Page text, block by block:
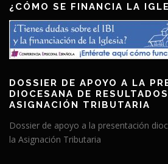
¿CÓMO SE FINANCIA LA
DOSSIER DE APOYO A LA
DIOCESANA DE
ASIGNACIÓN TRIBUTARIA
Dossier de apoyo a la presentación
la Asignación Tributaria